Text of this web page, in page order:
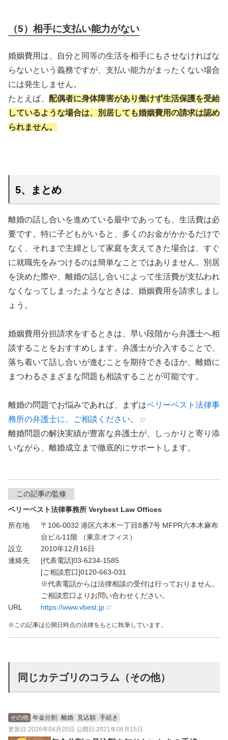
（5）相手に支払い能力がない
婚姻費用は、自分と同等の生活を相手にもさせなければな
らないという義務ですが、支払い能力がまったくない場合
には発生しません。
たとえば、 配偶者に身体障害があり働けず生活保護を受給
しているような場合は、別居しても婚姻費用の請求は認め
られません。
5、まとめ
離婚の話し合いを進めている最中であっても、生活費は必
要です。特に子どもがいると、多くのお金がかかるだけで
なく、それまで主婦として家庭を支えてきた場合は、すぐ
に就職先をみつけるのは簡単なことではありません。別居
を決めた際や、離婚の話し合いによって生活費が支払われ
なくなってしまったようなときは、婚姻費用を請求しまし
ょう。
婚姻費用分担請求をするときは、早い段階から弁護士へ相
談することをおすすめします。弁護士が介入することで、
落ち着いて話し合いが進むことを期待できるほか、離婚に
まつわるさまざまな問題も相談することが可能です。
離婚の問題でお悩みであれば、まずはベリーベスト法律事
務所の弁護士に、ご相談ください。
離婚問題の解決実績が豊富な弁護士が、しっかりと寄り添
いながら、離婚成立まで徹底的にサポートします。
この記事の監修
ベリーベスト法律事務所 Verybest Law Offices
所在地
〒106-0032 港区六本木一丁目8番7号 MFPR六本木麻布
台ビル11階 （東京オフィス）
設立
2010年12月16日
連絡先
[代表電話]03-6234-1585
[ご相談窓口]0120-663-031
※代表電話からは法律相談の受付は行っておりません。
ご相談窓口よりお問い合わせください。
URL
https://www.vbest.jp
この記事は公開日時点の法律をもとに執筆しています。
同じカテゴリのコラム（その他）
その他 年金分割 離婚 見込額 手続き
更新日:2026年04月20日 公開日:2021年06月15日